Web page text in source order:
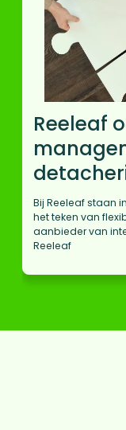
Reeleaf
Bij Reeleaf staan
het teken van
aanbieder van
Reeleaf